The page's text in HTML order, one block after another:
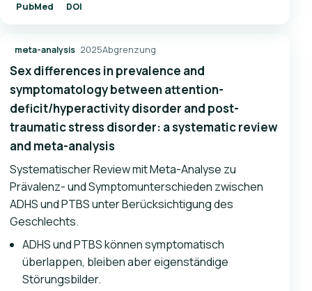
PubMed DOI
meta-analysis 2025Abgrenzung
Sex differences in prevalence and
symptomatology between attention-
deficit/hyperactivity disorder and post-
traumatic stress disorder: a systematic review
and meta-analysis
Systematischer Review mit Meta-Analyse zu
Prävalenz- und Symptomunterschieden zwischen
ADHS und PTBS unter Berücksichtigung des
Geschlechts.
ADHS und PTBS können symptomatisch
überlappen, bleiben aber eigenständige
Störungsbilder.